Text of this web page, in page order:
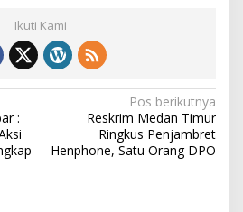
Ikuti Kami
:
Pos berikutnya
Reskrim Medan Timur
Ringkus Penjambret
Henphone, Satu Orang DPO